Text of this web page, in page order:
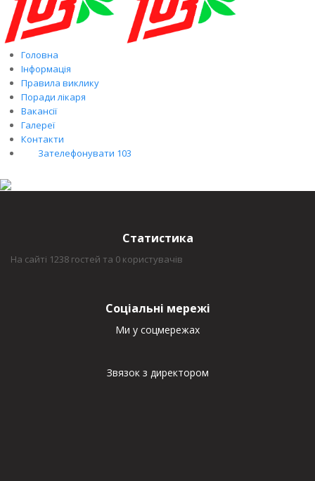
Головна
Інформація
Правила виклику
Поради лікаря
Вакансії
Галереї
Контакти
Зателефонувати 103
Статистика
На сайті 1238 гостей та 0 користувачів
Соціальні мережі
Ми у соцмережах
Звязок з директором